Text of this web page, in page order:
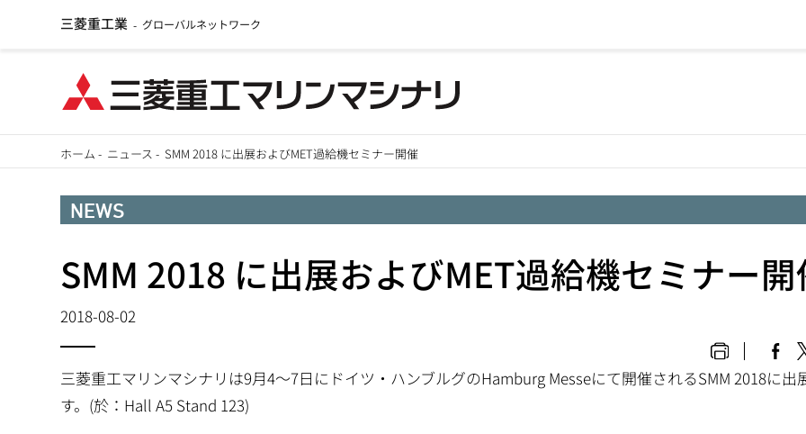
イ
三菱重工業 - グローバルネットワーク
ホーム - ニュース -SMM 2018 に出展およびMET過給機セミナー開催
NEWS
SMM 2018 に出展およびMET過給機セミナー開
2018-08-02
三菱重工マリンマシナリは9月4～7日にドイツ・ハンブルグのHamburg Messeにて開催されるSMM 2018に出
す。(於：Hall A5 Stand 123)